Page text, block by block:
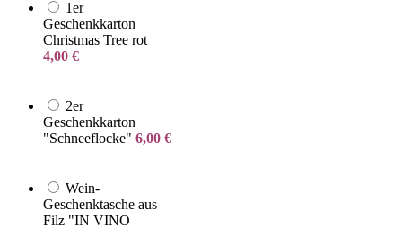
1er
Geschenkkarton
Christmas Tree rot
4,00 €
2er
Geschenkkarton
"Schneeflocke" 6,00 €
Wein-
Geschenktasche aus
Filz "IN VINO